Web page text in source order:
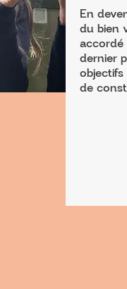
En
du bien
dernier
de